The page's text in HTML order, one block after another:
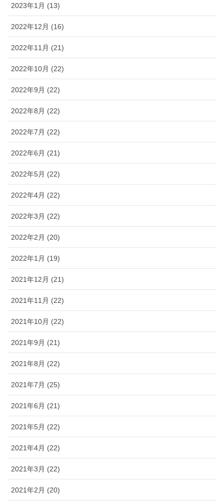
2023年1月 (13)
2022年12月 (16)
2022年11月 (21)
2022年10月 (22)
2022年9月 (22)
2022年8月 (22)
2022年7月 (22)
2022年6月 (21)
2022年5月 (22)
2022年4月 (22)
2022年3月 (22)
2022年2月 (20)
2022年1月 (19)
2021年12月 (21)
2021年11月 (22)
2021年10月 (22)
2021年9月 (21)
2021年8月 (22)
2021年7月 (25)
2021年6月 (21)
2021年5月 (22)
2021年4月 (22)
2021年3月 (22)
2021年2月 (20)